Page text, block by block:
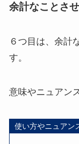
余計なことさ
６つ目は、余計
す。
意味やニュアン
使い方やニュアン